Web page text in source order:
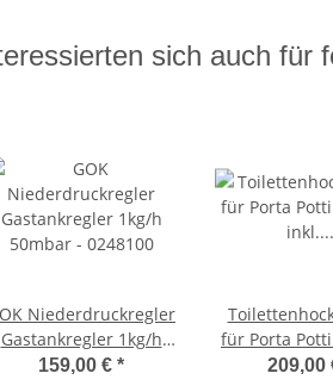
sich auch für
Niederdruckregler
Gastankregler 1kg/h
50mbar - 0248100
159,00 € *
für Porta
inkl. Polster
209,00